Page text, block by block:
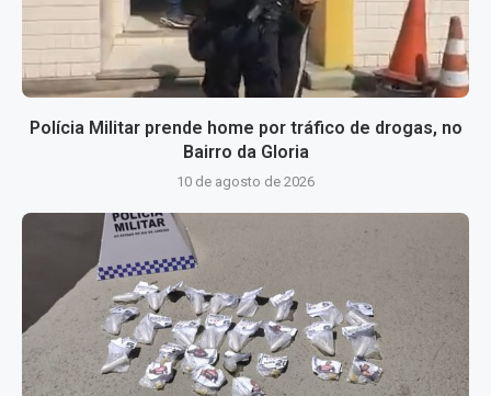
Polícia Militar prende home por tráfico de drogas, no
Bairro da Gloria
10 de agosto de 2026